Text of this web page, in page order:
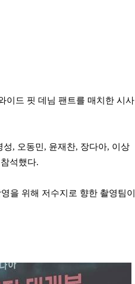
이드 핏 데님 팬트를 매치한 시사
성, 오동민, 윤재찬, 장다아, 이상
석했다.
을 위해 저수지로 향한 촬영팀이